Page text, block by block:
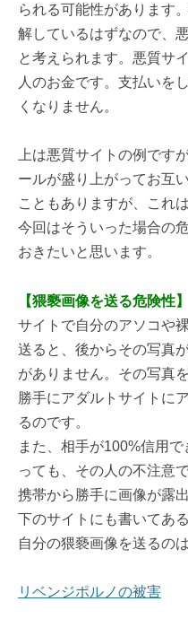
られる可能性があります
解しているはずなので、
と考えられます。悪質サ
人のお金です。支払いを
くなりません。
上は悪質サイトの例です
ールが盛り上がってお互
こともありますが、これ
今回はそういった場合の
おきたいと思います。
【猥褻画像を送る危険性】
サイトで自分のアソコや
送ると、後からその写真
がありません。その写真
勝手にアダルトサイトに
るのです。
また、相手が100%信用
っても、その人の不注意
携帯から勝手に画像が露
下のサイトにも書いてあ
自分の猥褻画像を送るの
リベンジポルノの被害